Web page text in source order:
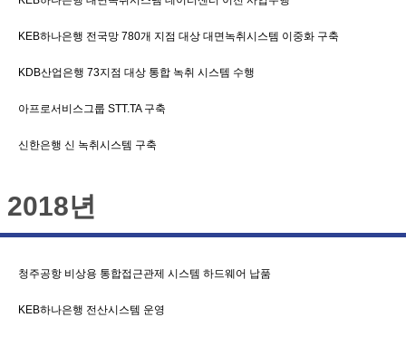
KEB하나은행 전국망 780개 지점 대상 대면녹취시스템 이중화 구축
KDB산업은행 73지점 대상 통합 녹취 시스템 수행
아프로서비스그룹 STT.TA 구축
신한은행 신 녹취시스템 구축
2018년
청주공항 비상용 통합접근관제 시스템 하드웨어 납품
KEB하나은행 전산시스템 운영